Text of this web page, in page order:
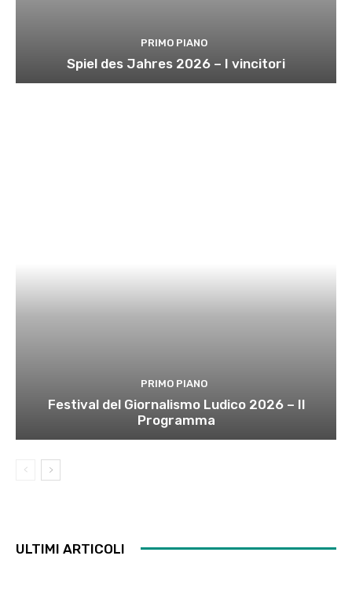
PRIMO PIANO
Spiel des Jahres 2026 – I vincitori
PRIMO PIANO
Festival del Giornalismo Ludico 2026 – Il
Programma
ULTIMI ARTICOLI